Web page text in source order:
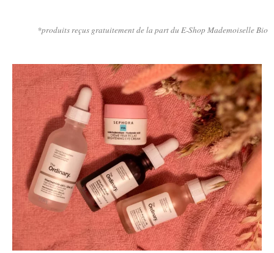
*produits reçus gratuitement de la part du E-Shop Mademoiselle Bio